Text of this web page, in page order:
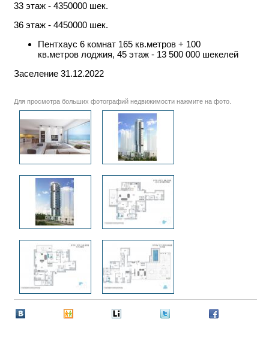
33 этаж - 4350000 шек.
36 этаж - 4450000 шек.
Пентхаус 6 комнат 165 кв.метров + 100
кв.метров лоджия, 45 этаж - 13 500 000 шекелей
Заселение 31.12.2022
Для просмотра больших фотографий недвижимости нажмите на фото.